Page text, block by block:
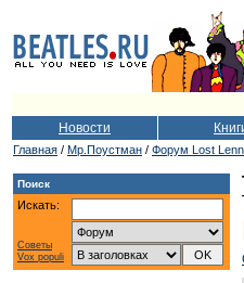
Новости
Главная / Мр.Поустман / Форум Lost
Поиск
Искать:
Советы
Vox populi